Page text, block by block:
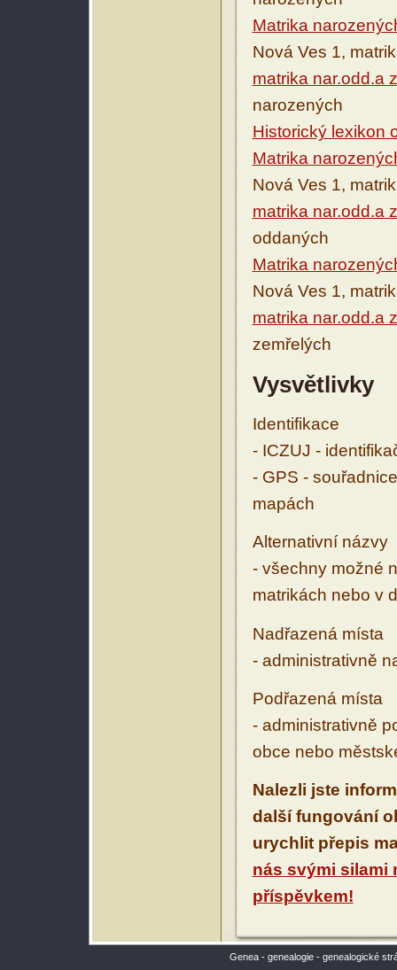
Matrika
Nová Ves 1,
matrika nar.odd.a
narozených
Historický lexikon
Matrika
Nová Ves 1,
matrika nar.odd.a
oddaných
Matrika
Nová Ves 1,
matrika nar.odd.a
zemřelých
Vysvětlivky
Identifikace
- ICZUJ -
- GPS -
mapách
Alternativní názvy
- všechny možné
matrikách nebo v
Nadřazená místa
- administrativně
Podřazená místa
- administrativně
obce nebo
Nalezli jste
další fungování
urychlit přepis
nás svými silami
příspěvkem!
Genea - genealogie - genealogické